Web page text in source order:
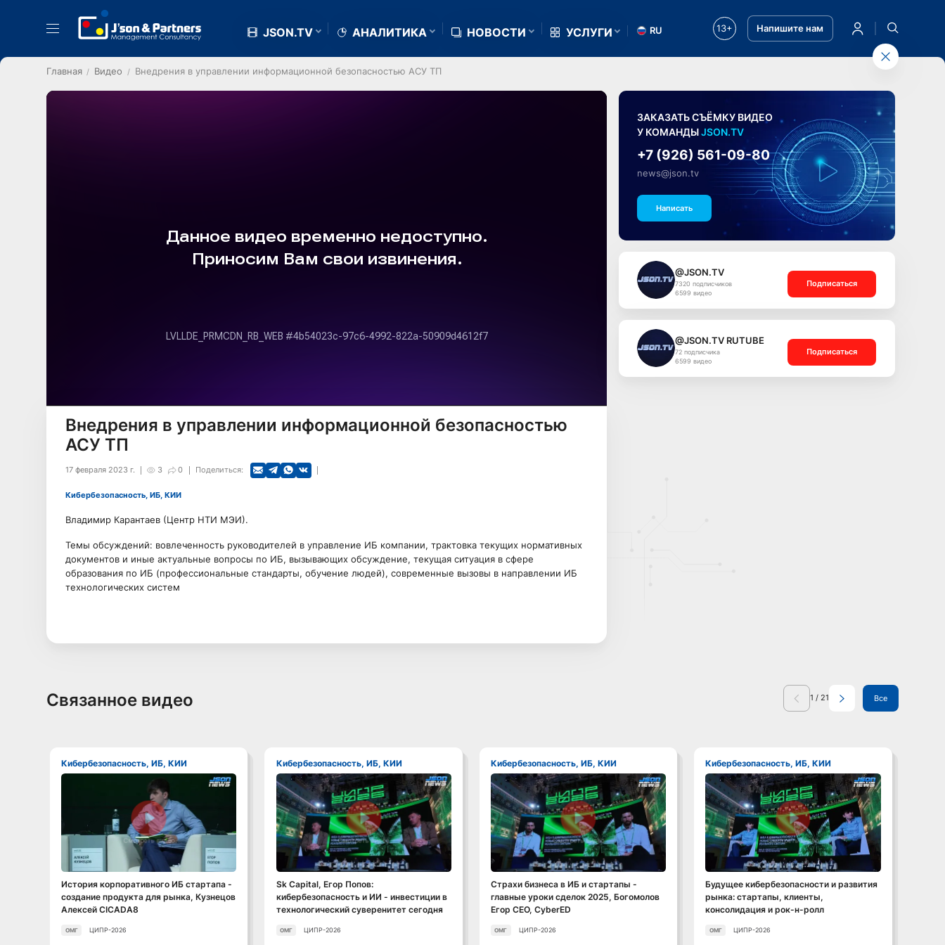
JSON.TV АНАЛИТИКА НОВОСТИ УСЛУГИ RU 13+ Напишите нам
Главная Видео Внедрения в управлении информационной безопасностью АСУ ТП
Внедрения в управлении информационной безопасностью
АСУ ТП
3 0
17 февраля 2023 г. Поделиться:
Кибербезопасность, ИБ, КИИ
Владимир Карантаев (Центр НТИ МЭИ).
Темы обсуждений: вовлеченность руководителей в управление ИБ компании, трактовка текущих нормативных
документов и иные актуальные вопросы по ИБ, вызывающих обсуждение, текущая ситуация в сфере
образования по ИБ (профессиональные стандарты, обучение людей), современные вызовы в направлении ИБ
технологических систем
ЗАКАЗАТЬ СЪЁМКУ ВИДЕО
У КОМАНДЫJSON.TV
+7 (926) 561-09-80
news@json.tv
Написать
@JSON.TV
7320 подписчиков
6599 видео
Подписаться
@JSON.TV RUTUBE
72 подписчика
6599 видео
Подписаться
Связанное видео 1 / 21 Все
Кибербезопасность, ИБ, КИИ
Смотреть видео
История корпоративного ИБ стартапа -
создание продукта для рынка, Кузнецов
Алексей CICADA8
ОМГ ЦИПР-2026
Кибербезопасность, ИБ, КИИ
Смотреть видео
Sk Capital, Егор Попов:
кибербезопасность и ИИ - инвестиции в
технологический суверенитет сегодня
ОМГ ЦИПР-2026
Кибербезопасность, ИБ, КИИ
Смотреть видео
Страхи бизнеса в ИБ и стартапы -
главные уроки сделок 2025, Богомолов
Егор CEO, CyberED
ОМГ ЦИПР-2026
Кибербезопасность, ИБ, КИИ
Смотреть видео
Будущее кибербезопасности и развития
рынка: стартапы, клиенты,
консолидация и рок-н-ролл
ОМГ ЦИПР-2026